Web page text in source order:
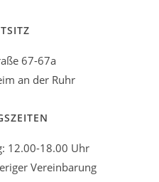
67-67a
an der Ruhr
12.00-18.00 Uhr
Vereinbarung